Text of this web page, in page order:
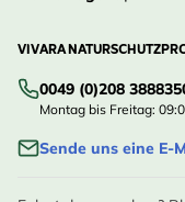
VIVARA
0049 (0)208
Montag bis Freitag:
Sende uns eine E-